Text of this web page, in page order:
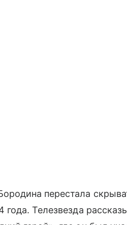
перестала
года. Телезвезда